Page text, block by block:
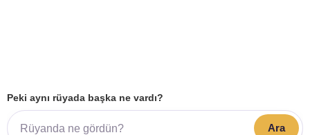
Peki aynı rüyada başka ne vardı?
Ara